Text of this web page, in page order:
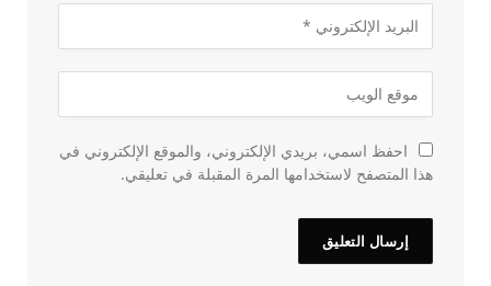
احفظ اسمي، بريدي الإلكتروني، والموقع الإلكتروني في
هذا المتصفح لاستخدامها المرة المقبلة في تعليقي.